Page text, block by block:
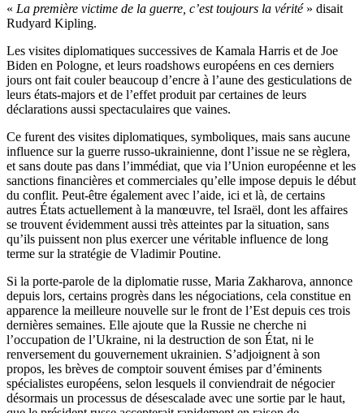
« La première victime de la guerre, c’est toujours la vérité» disait
Rudyard Kipling.
Les visites diplomatiques successives de Kamala Harris et de Joe
Biden en Pologne, et leurs roadshows européens en ces derniers
jours ont fait couler beaucoup d’encre à l’aune des gesticulations de
leurs états-majors et de l’effet produit par certaines de leurs
déclarations aussi spectaculaires que vaines.
Ce furent des visites diplomatiques, symboliques, mais sans aucune
influence sur la guerre russo-ukrainienne, dont l’issue ne se règlera,
et sans doute pas dans l’immédiat, que via l’Union européenne et les
sanctions financières et commerciales qu’elle impose depuis le début
du conflit. Peut-être également avec l’aide, ici et là, de certains
autres États actuellement à la manœuvre, tel Israël, dont les affaires
se trouvent évidemment aussi très atteintes par la situation, sans
qu’ils puissent non plus exercer une véritable influence de long
terme sur la stratégie de Vladimir Poutine.
Si la porte-parole de la diplomatie russe, Maria Zakharova, annonce
depuis lors, certains progrès dans les négociations, cela constitue en
apparence la meilleure nouvelle sur le front de l’Est depuis ces trois
dernières semaines. Elle ajoute que la Russie ne cherche ni
l’occupation de l’Ukraine, ni la destruction de son État, ni le
renversement du gouvernement ukrainien. S’adjoignent à son
propos, les brèves de comptoir souvent émises par d’éminents
spécialistes européens, selon lesquels il conviendrait de négocier
désormais un processus de désescalade avec une sortie par le haut,